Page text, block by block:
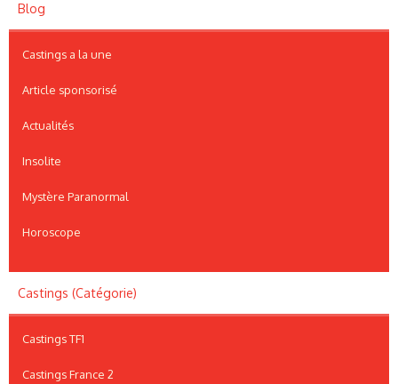
Blog
Castings a la une
Article sponsorisé
Actualités
Insolite
Mystère Paranormal
Horoscope
Castings (Catégorie)
Castings TF1
Castings France 2